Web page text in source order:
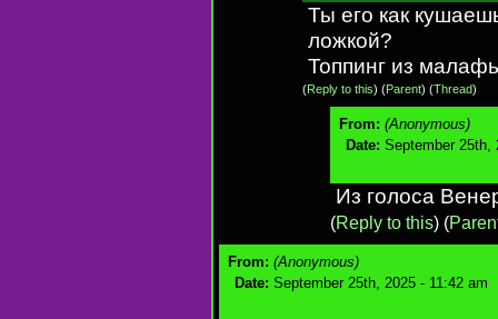
Ты его как
ложкой?
Топпинг из
(Reply to this) (Parent) (Thread)
From: (Anonymous)
Date: September 25th,
Из голоса
(Reply to this) (
From: (Anonymous)
Date: September 25th, 2025 - 11:42 am